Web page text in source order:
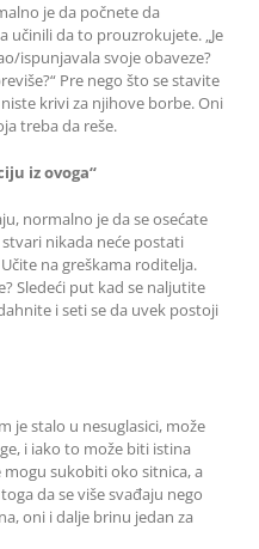
je da počnete da
učinili da to prouzrokujete. „Je
ispunjavala svoje obaveze?
Pre nego što se stavite
krivi za njihove borbe. Oni
treba da reše.
iz ovoga“
normalno je da se osećate
nikada neće postati
na greškama roditelja.
Sledeći put kad se naljutite
i seti se da uvek postoji
je stalo u nesuglasici, može
i iako to može biti istina
sukobiti oko sitnica, a
da se više svađaju nego
oni i dalje brinu jedan za